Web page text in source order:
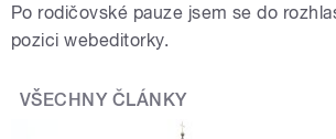
Po rodičovské pauze jsem se do
pozici webeditorky.
VŠECHNY ČLÁNKY